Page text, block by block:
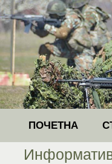
ПОЧЕТНА